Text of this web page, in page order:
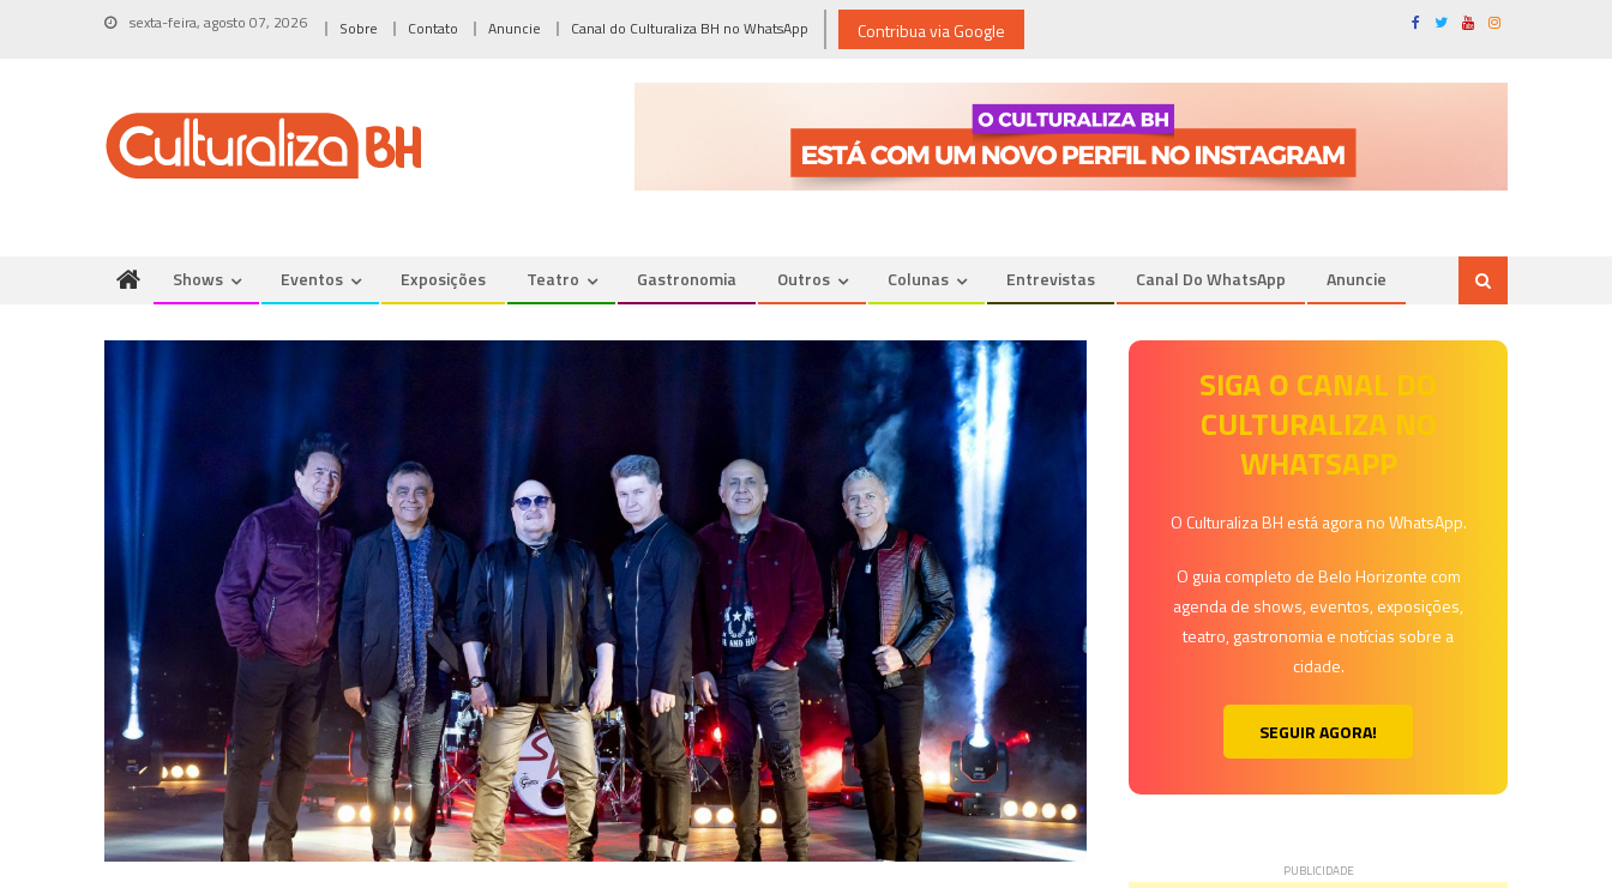
sexta-feira, agosto 07, 2026 Sobre Contato Anuncie Canal do Culturaliza BH no WhatsApp Contribua via Google
Shows Eventos Exposições Teatro Gastronomia Outros Colunas Entrevistas Canal Do WhatsApp Anuncie
SIGA O CANAL DO
CULTURALIZA NO
WHATSAPP
O Culturaliza BH está agora no WhatsApp.
O guia completo de Belo Horizonte com
agenda de shows, eventos, exposições,
teatro, gastronomia e notícias sobre a
cidade.
SEGUIR AGORA!